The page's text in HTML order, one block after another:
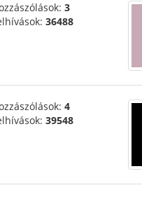
3
36488
4
39548